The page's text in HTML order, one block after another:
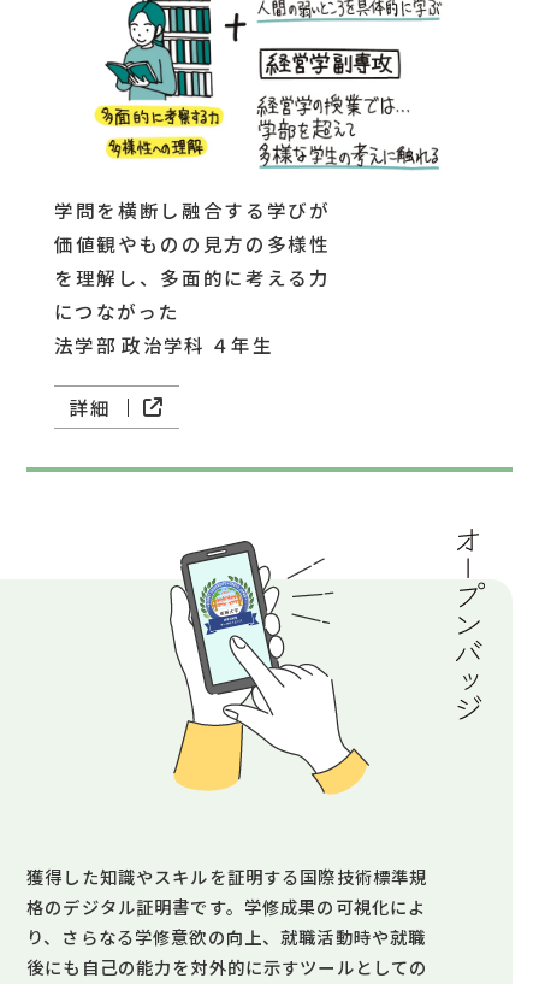
学問を横断し融合する学びが
価値観やものの見方の多様性
を理解し、多面的に考える力
につながった
法学部 政治学科 ４年生
詳細
獲得した知識やスキルを証明する国際技術標準規
格のデジタル証明書です。学修成果の可視化によ
り、さらなる学修意欲の向上、就職活動時や就職
後にも自己の能力を対外的に示すツールとしての